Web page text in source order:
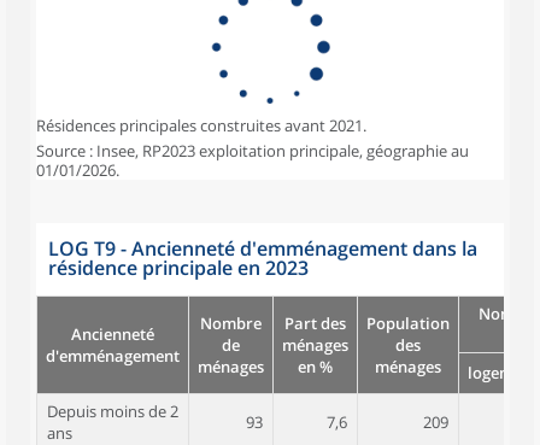
Résidences principales construites avant 2021.
Source : Insee, RP2023 exploitation principale, géographie au
01/01/2026.
LOG T9 - Ancienneté d'emménagement dans la
résidence principale en 2023
Ancienneté
d'emménagement
Nombre
de
ménages
Part des
ménages
en %
Population
des
ménages
logement
Depuis moins de 2
ans
93 7,6 209